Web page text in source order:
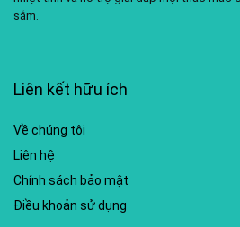
sắm.
Liên kết hữu ích
Về chúng tôi
Liên hệ
Chính sách bảo mật
Điều khoản sử dụng